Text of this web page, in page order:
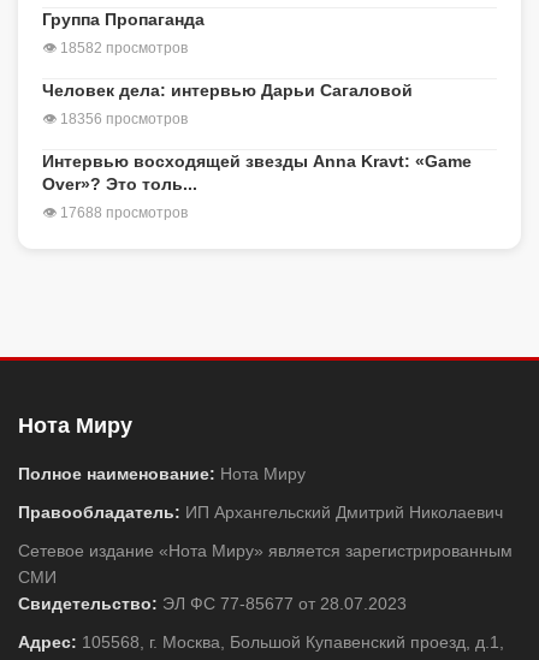
Группа Пропаганда
👁 18582 просмотров
Человек дела: интервью Дарьи Сагаловой
👁 18356 просмотров
Интервью восходящей звезды Anna Kravt: «Game
Over»? Это толь...
👁 17688 просмотров
Нота Миру
Полное наименование: Нота Миру
Правообладатель: ИП Архангельский Дмитрий Николаевич
Сетевое издание «Нота Миру» является зарегистрированным
СМИ
Свидетельство: ЭЛ ФС 77-85677 от 28.07.2023
Адрес: 105568, г. Москва, Большой Купавенский проезд, д.1,